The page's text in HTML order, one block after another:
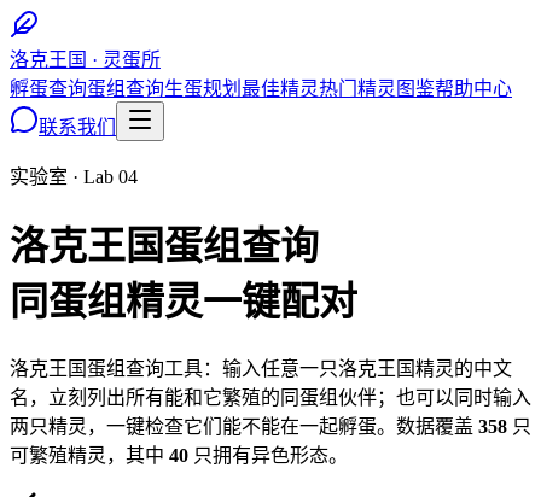
洛克王国 · 灵蛋所
孵蛋查询蛋组查询生蛋规划 最佳精灵热门精灵图鉴帮助中心
联系我们
实验室 · Lab 04
洛克王国蛋组查询
同蛋组精灵一键配对
洛克王国蛋组查询工具：输入任意一只洛克王国精灵的中文
名，立刻列出所有能和它繁殖的同蛋组伙伴；也可以同时输入
两只精灵，一键检查它们能不能在一起孵蛋。数据覆盖 358 只
可繁殖精灵，其中 40 只拥有异色形态。